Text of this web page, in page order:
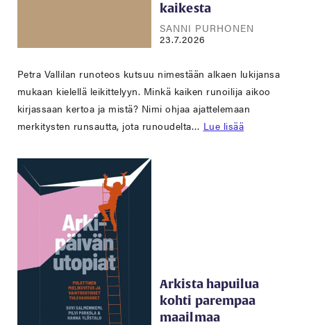
kaikesta
SANNI PURHONEN
23.7.2026
Petra Vallilan runoteos kutsuu nimestään alkaen lukijansa
mukaan kielellä leikittelyyn. Minkä kaiken runoilija aikoo
kirjassaan kertoa ja mistä? Nimi ohjaa ajattelemaan
merkitysten runsautta, jota runoudelta… Lue lisää
Arkista hapuilua
kohti parempaa
maailmaa